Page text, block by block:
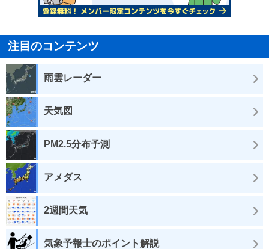
注目のコンテンツ
雨雲レーダー
天気図
PM2.5分布予測
アメダス
2週間天気
気象予報士のポイント解説